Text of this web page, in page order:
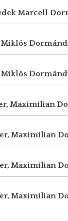
Marcell
Miklós
Miklós
Maximilian
Maximilian
Maximilian
Maximilian